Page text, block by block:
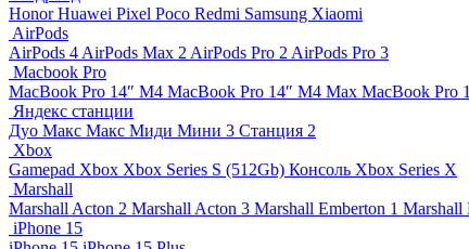
HonorHuawei Pixel Poco Redmi Samsung Xiaomi
AirPods
AirPods 4 AirPods Max 2 AirPods Pro 2 AirPods Pro 3
Macbook Pro
MacBook Pro 14″ M4 MacBook Pro 14″ M4 Max MacBook Pro
Яндекс станции
Дуо Макс Макс Миди Мини 3 Станция 2
Xbox
Gamepad Xbox Xbox Series S (512Gb) Консоль Xbox Series X
Marshall
Marshall Acton 2 Marshall Acton 3 Marshall Emberton 1 Marshall
iPhone 15